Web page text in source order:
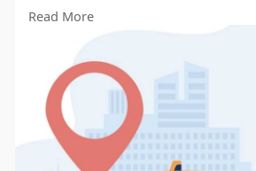
#rapidoclone
#applikerapido #rapidobiketaxi
Read More